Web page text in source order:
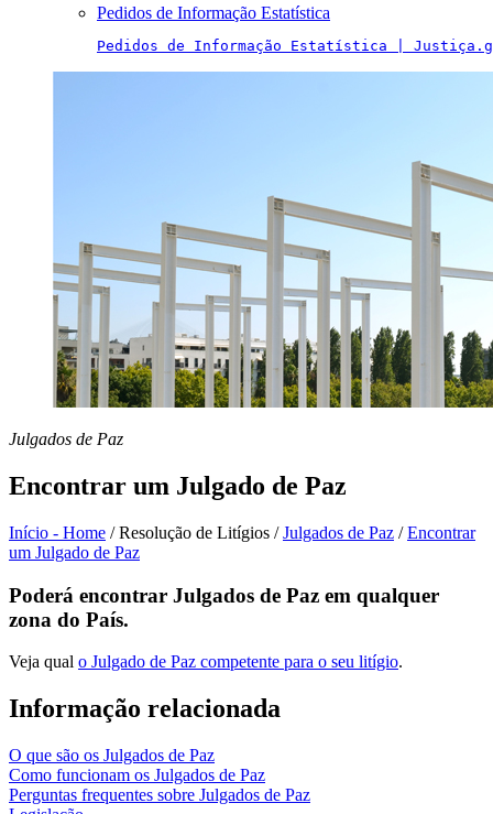
Pedidos de Informação Estatística
Pedidos de Informação Estatística |
Julgados de Paz
Encontrar um Julgado de Paz
Início - Home /Resolução de Litígios /Julgados de Paz /Encontrar
um Julgado de Paz
Poderá encontrar Julgados de Paz em qualquer
zona do País.
Veja qual o Julgado de Paz competente para o seu litígio.
Informação relacionada
O que são os Julgados de Paz
Como funcionam os Julgados de Paz
Perguntas frequentes sobre Julgados de Paz